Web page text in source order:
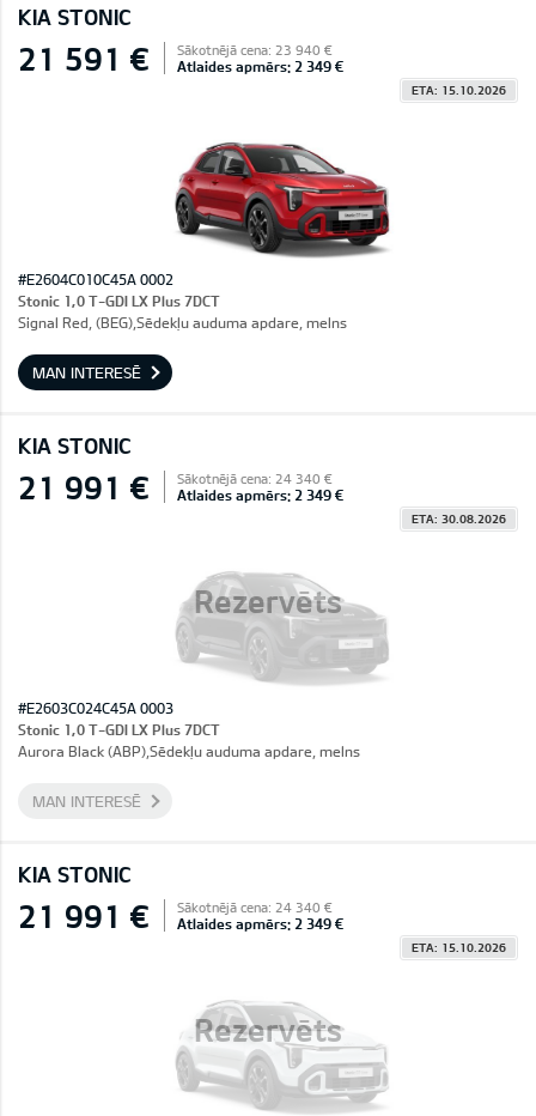
KIA STONIC
21 591 € Sākotnējā cena: 23 940 €
Atlaides apmērs: 2 349 €
ETA: 15.10.2026
#E2604C010C45A 0002
Stonic 1,0 T-GDI LX Plus 7DCT
Signal Red, (BEG),Sēdekļu auduma apdare, melns
MAN INTERESĒ
KIA STONIC
Rezervēts
21 991 € Sākotnējā cena: 24 340 €
Atlaides apmērs: 2 349 €
ETA: 30.08.2026
#E2603C024C45A 0003
Stonic 1,0 T-GDI LX Plus 7DCT
Aurora Black (ABP),Sēdekļu auduma apdare, melns
MAN INTERESĒ
KIA STONIC
Rezervēts
21 991 € Sākotnējā cena: 24 340 €
Atlaides apmērs: 2 349 €
ETA: 15.10.2026